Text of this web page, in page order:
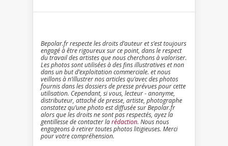
Bepolar.fr respecte les droits d’auteur et s’est toujours
engagé à être rigoureux sur ce point, dans le respect
du travail des artistes que nous cherchons à valoriser.
Les photos sont utilisées à des fins illustratives et non
dans un but d’exploitation commerciale. et nous
veillons à n’illustrer nos articles qu’avec des photos
fournis dans les dossiers de presse prévues pour cette
utilisation. Cependant, si vous, lecteur - anonyme,
distributeur, attaché de presse, artiste, photographe
constatez qu’une photo est diffusée sur Bepolar.fr
alors que les droits ne sont pas respectés, ayez la
gentillesse de contacter larédaction. Nous nous
engageons à retirer toutes photos litigieuses. Merci
pour votre compréhension.